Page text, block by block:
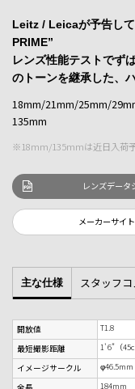
Leitz / Leicaが予告し
PRIME”
レンズ性能テストでず
のトーンを継承した、
18mm/21mm/25mm/
135mm
※18mm/135mmは近日入荷
レンズデータ
メーカーサイト
主な仕様 スタッフ
開放値
T1.8
最短撮影距離
1' 6"（
イメージサークル
φ46.5mm
184mm